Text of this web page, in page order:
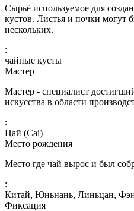
Сырьё используемое для
кустов. Листья и почки могут
нескольких.
:
чайные кусты
Мастер
Мастер - специалист
искусства в области
:
Цай (Cai)
Место рождения
Место где чай вырос и был
:
Китай, Юньнань, Линьцан,
Фиксация